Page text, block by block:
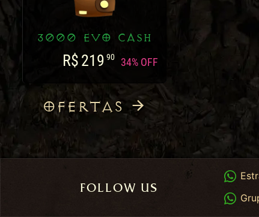
3000 EVO CASH
R$ 219 90 34% OFF
OFERTAS
FOLLOW US